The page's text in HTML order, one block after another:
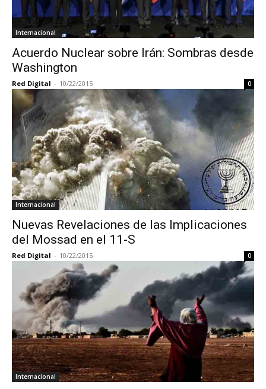
Internacional
Acuerdo Nuclear sobre Irán: Sombras desde
Washington
Red Digital - 10/22/2015 0
Internacional
Nuevas Revelaciones de las Implicaciones
del Mossad en el 11-S
Red Digital - 10/22/2015 0
Internacional